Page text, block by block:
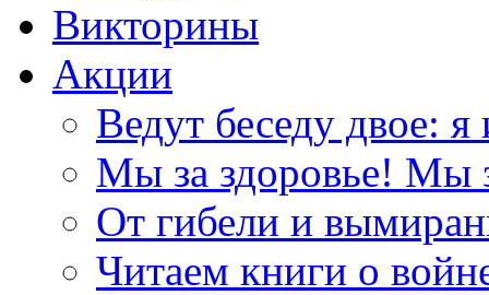
Викторины
Акции
Ведут беседу двое: я
Мы за здоровье! Мы
От гибели и
Читаем книги о